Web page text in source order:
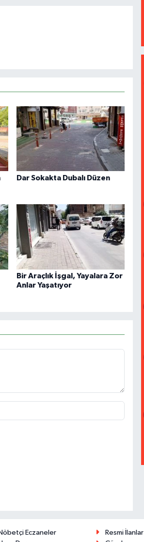
Dar Sokakta Dubalı Düzen
Bir Araçlık İşgal, Yayalara Zor
Anlar Yaşatıyor
Eczaneler
Resmi İlanlar